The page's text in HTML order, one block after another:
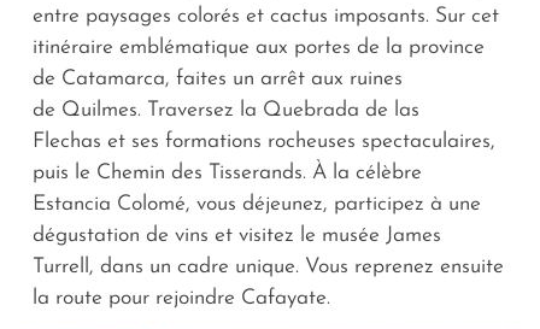
entre paysages colorés et cactus imposants. Sur cet
itinéraire emblématique aux portes de la province
de Catamarca, faites un arrêt aux ruines
de Quilmes. Traversez la Quebrada de las
Flechas et ses formations rocheuses spectaculaires,
puis le Chemin des Tisserands. À la célèbre
Estancia Colomé, vous déjeunez, participez à une
dégustation de vins et visitez le musée James
Turrell, dans un cadre unique. Vous reprenez ensuite
la route pour rejoindre Cafayate.